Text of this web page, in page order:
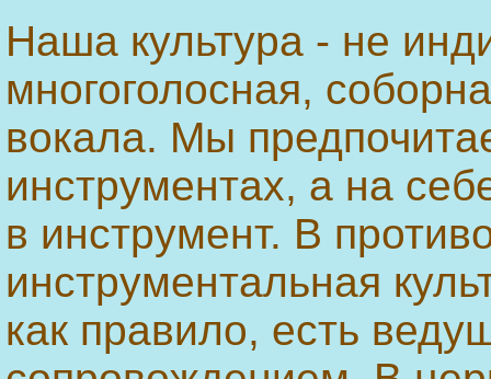
Наша культура - не
многоголосная,
вокала. Мы
инструментах, а на
в инструмент. В
инструментальная
как правило, есть